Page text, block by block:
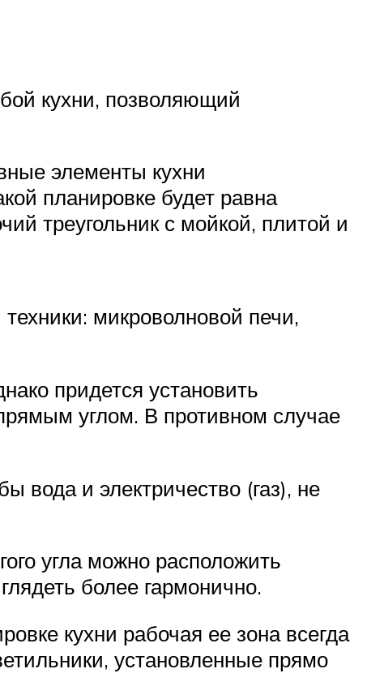
кухни, позволяющий
элементы кухни
планировке будет равна
треугольник с мойкой, плитой и
микроволновой печи,
придется установить
углом. В противном случае
вода и электричество (газ), не
угла можно расположить
более гармонично.
кухни рабочая ее зона всегда
установленные прямо